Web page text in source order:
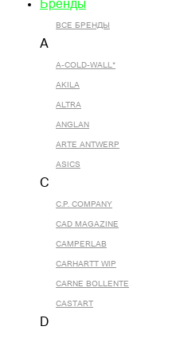
Бренды
ВСЕ БРЕНДЫ
A
A-COLD-WALL*
AKILA
ALTRA
ANGLAN
ARTE ANTWERP
ASICS
C
C.P. COMPANY
CAD MAGAZINE
CAMPERLAB
CARHARTT WIP
CARNE BOLLENTE
CASTART
D